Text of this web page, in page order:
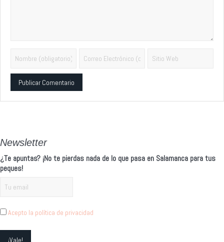
Newsletter
¿Te apuntas? ¡No te pierdas nada de lo que pasa en Salamanca para tus
peques!
Acepto la política de privacidad